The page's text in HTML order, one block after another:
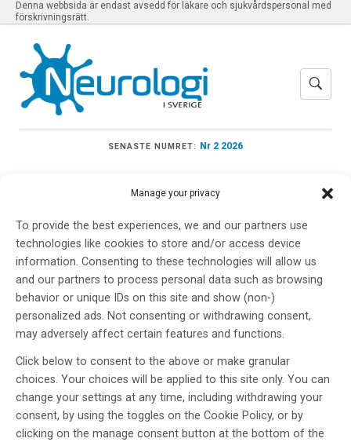
Manage your privacy
To provide the best experiences, we and our partners use
technologies like cookies to store and/or access device
information. Consenting to these technologies will allow us
and our partners to process personal data such as browsing
behavior or unique IDs on this site and show (non-)
personalized ads. Not consenting or withdrawing consent,
may adversely affect certain features and functions.
Click below to consent to the above or make granular
choices. Your choices will be applied to this site only. You can
change your settings at any time, including withdrawing your
consent, by using the toggles on the Cookie Policy, or by
clicking on the manage consent button at the bottom of the
Denna webbsida är endast avsedd för läkare och sjukvårdspersonal med
förskrivningsrätt.
SENASTE NUMRET: Nr 2 2026
Meny
SLU
Ny app ska ge kunskap om
gnagarburna sjukdomar
SLU, Sveriges Lantbruksuniversitet